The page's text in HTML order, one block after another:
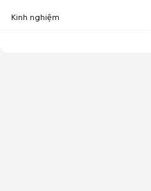
Kinh nghiệm